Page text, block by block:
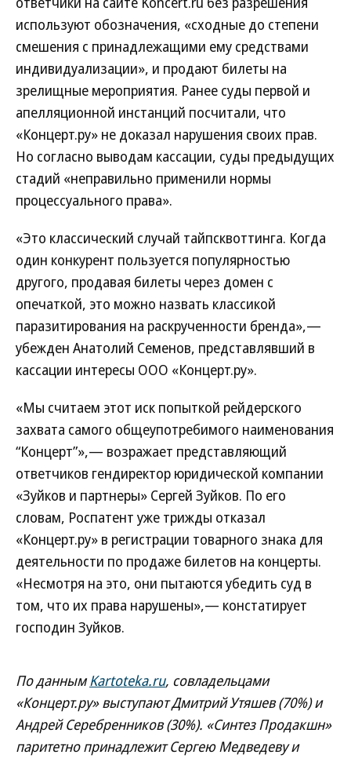
используют обозначения, «сходные до степени
смешения с принадлежащими ему средствами
индивидуализации», и продают билеты на
зрелищные мероприятия. Ранее суды первой и
апелляционной инстанций посчитали, что
«Концерт.ру» не доказал нарушения своих прав.
Но согласно выводам кассации, суды предыдущих
стадий «неправильно применили нормы
процессуального права».
«Это классический случай тайпсквоттинга. Когда
один конкурент пользуется популярностью
другого, продавая билеты через домен с
опечаткой, это можно назвать классикой
паразитирования на раскрученности бренда»,—
убежден Анатолий Семенов, представлявший в
кассации интересы ООО «Концерт.ру».
«Мы считаем этот иск попыткой рейдерского
захвата самого общеупотребимого наименования
“Концерт”»,— возражает представляющий
ответчиков гендиректор юридической компании
«Зуйков и партнеры» Сергей Зуйков. По его
словам, Роспатент уже трижды отказал
«Концерт.ру» в регистрации товарного знака для
деятельности по продаже билетов на концерты.
«Несмотря на это, они пытаются убедить суд в
том, что их права нарушены»,— констатирует
господин Зуйков.
По даннымKartoteka.ru, совладельцами
«Концерт.ру» выступают Дмитрий Утяшев (70%) и
Андрей Серебренников (30%). «Синтез Продакшн»
паритетно принадлежит Сергею Медведеву и